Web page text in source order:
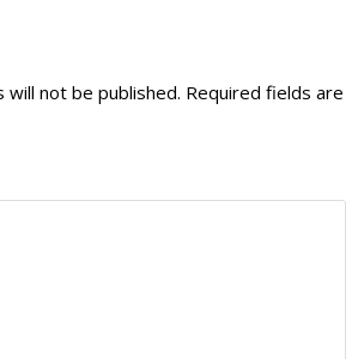
will not be published. Required fields are